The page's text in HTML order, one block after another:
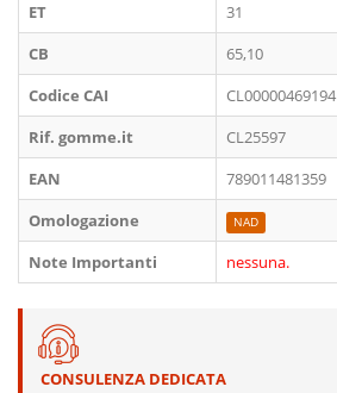
ET
31
CB
65,10
Codice CAI
CL00000469194
Rif. gomme.it
CL25597
EAN
789011481359
Omologazione
NAD
Note Importanti nessuna.
CONSULENZA DEDICATA